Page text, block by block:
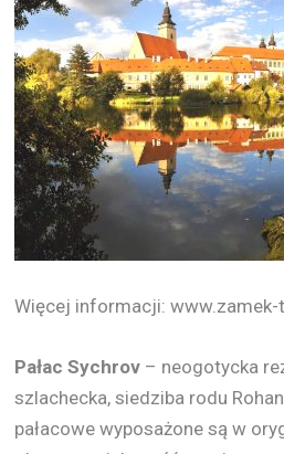
Więcej informacji:
Pałac Sychrov – neogotycka
szlachecka, siedziba rodu
pałacowe wyposażone są w